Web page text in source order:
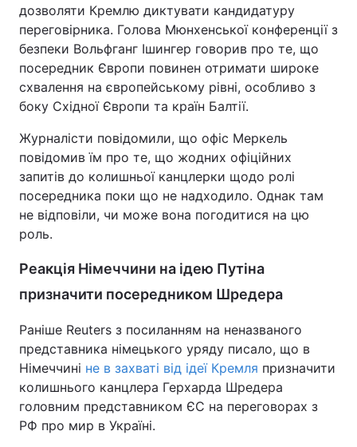
дозволяти Кремлю диктувати кандидатуру
переговірника. Голова Мюнхенської конференції з
безпеки Вольфганг Ішингер говорив про те, що
посередник Європи повинен отримати широке
схвалення на європейському рівні, особливо з
боку Східної Європи та країн Балтії.
Журналісти повідомили, що офіс Меркель
повідомив їм про те, що жодних офіційних
запитів до колишньої канцлерки щодо ролі
посередника поки що не надходило. Однак там
не відповіли, чи може вона погодитися на цю
роль.
Реакція Німеччини на ідею Путіна
призначити посередником Шредера
Раніше Reuters з посиланням на неназваного
представника німецького уряду писало, що в
Німеччині не в захваті від ідеї Кремля призначити
колишнього канцлера Герхарда Шредера
головним представником ЄС на переговорах з
РФ про мир в Україні.